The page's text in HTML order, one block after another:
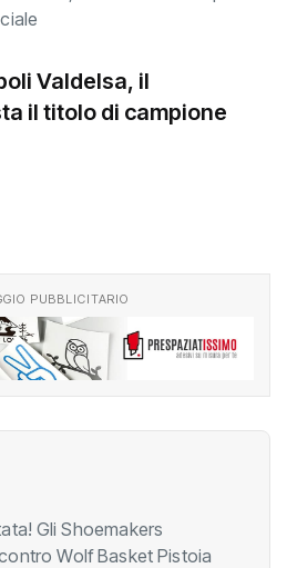
Valdelsa, il
il titolo di campione
PUBBLICITARIO